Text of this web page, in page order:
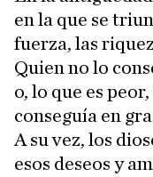
en la que se
fuerza, las
Quien no lo
o, lo que es
conseguía en
A su vez, los
esos deseos y